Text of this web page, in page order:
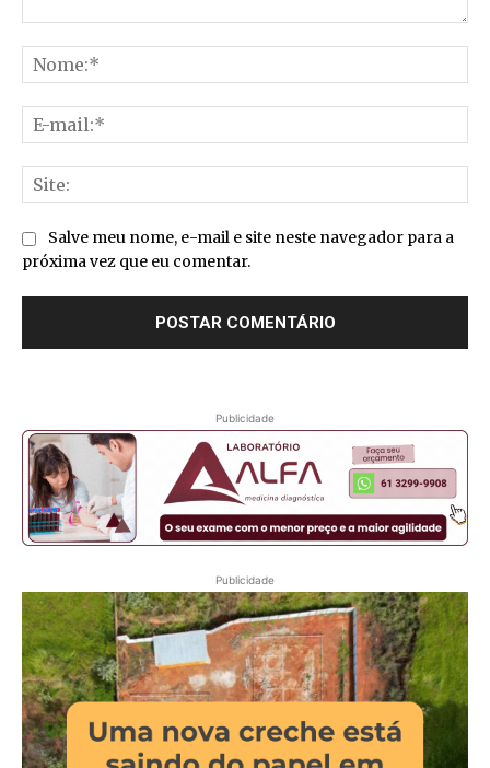
Salve meu nome, e-mail e site neste navegador para a
próxima vez que eu comentar.
Publicidade
Publicidade